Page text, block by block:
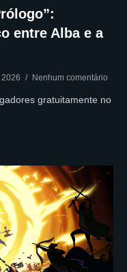
entre Alba e a
Nenhum comentário
gratuitamente no